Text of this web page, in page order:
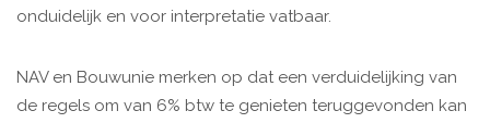
onduidelijk en voor interpretatie vatbaar.
NAV en Bouwunie merken op dat een verduidelijking van
de regels om van 6% btw te genieten teruggevonden kan